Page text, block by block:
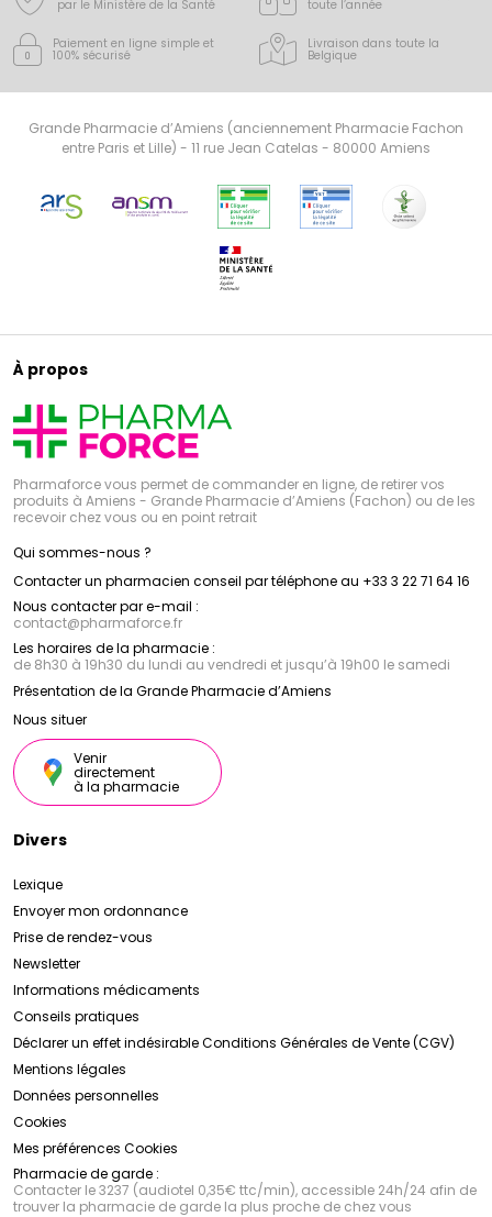
par le Ministère de la Santé toute l’année
Paiement en ligne simple et
100% sécurisé
Livraison dans toute la
Belgique
Grande Pharmacie d’Amiens (anciennement Pharmacie Fachon
entre Paris et Lille) - 11 rue Jean Catelas - 80000 Amiens
À propos
Pharmaforce vous permet de commander en ligne, de retirer vos
produits à Amiens - Grande Pharmacie d’Amiens (Fachon) ou de les
recevoir chez vous ou en point retrait
Qui sommes-nous ?
Contacter un pharmacien conseil par téléphone au +33 3 22 71 64 16
Nous contacter par e-mail :
contact@pharmaforce.fr
Les horaires de la pharmacie :
de 8h30 à 19h30 du lundi au vendredi et jusqu’à 19h00 le samedi
Présentation de la Grande Pharmacie d’Amiens
Nous situer
Venir
directement
à la pharmacie
Divers
Lexique
Envoyer mon ordonnance
Prise de rendez-vous
Newsletter
Informations médicaments
Conseils pratiques
Déclarer un effet indésirableConditions Générales de Vente (CGV)
Mentions légales
Données personnelles
Cookies
Mes préférences Cookies
Pharmacie de garde :
Contacter le 3237 (audiotel 0,35€ ttc/min), accessible 24h/24 afin de
trouver la pharmacie de garde la plus proche de chez vous